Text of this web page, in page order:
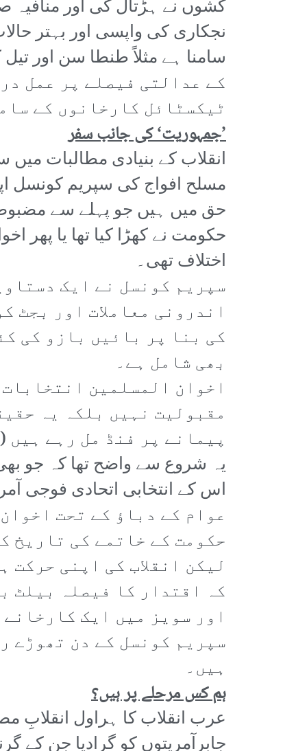
نجکاری کی واپسی اور بہتر
کے عدالتی فیصلے پر عمل
ٹیکسٹائل کارخانوں کے
’جمہوریت‘ کی جانب سفر
انقلاب کے بنیادی مطالبات میں
مسلح افواج کی سپریم کونسل
حق میں ہیں جو پہلے سے
حکومت نے کھڑا کیا تھا یا پھر
اختلاف تھی۔
سپریم کونسل نے ایک
اندرونی معاملات اور
کی بنا پر بائیں بازو کی
بھی شامل ہے۔
اخوان المسلمین
مقبولیت نہیں بلکہ یہ
پیمانے پر فنڈ مل رہے ہیں
یہ شروع سے واضح تھا کہ جو
اس کے انتخابی اتحادی فوجی
عوام کے دباؤ کے تحت
حکومت کے خاتمے کی تاریخ
لیکن انقلاب کی اپنی
کہ اقتدار کا فیصلہ بیلٹ
اور سویز میں ایک
سپریم کونسل کے دن تھوڑے
ہیں۔
ہم کس مرحلے پر ہیں؟
عرب انقلاب کا ہراول انقلابِ
جابرآمریتوں کو گرادیا جن